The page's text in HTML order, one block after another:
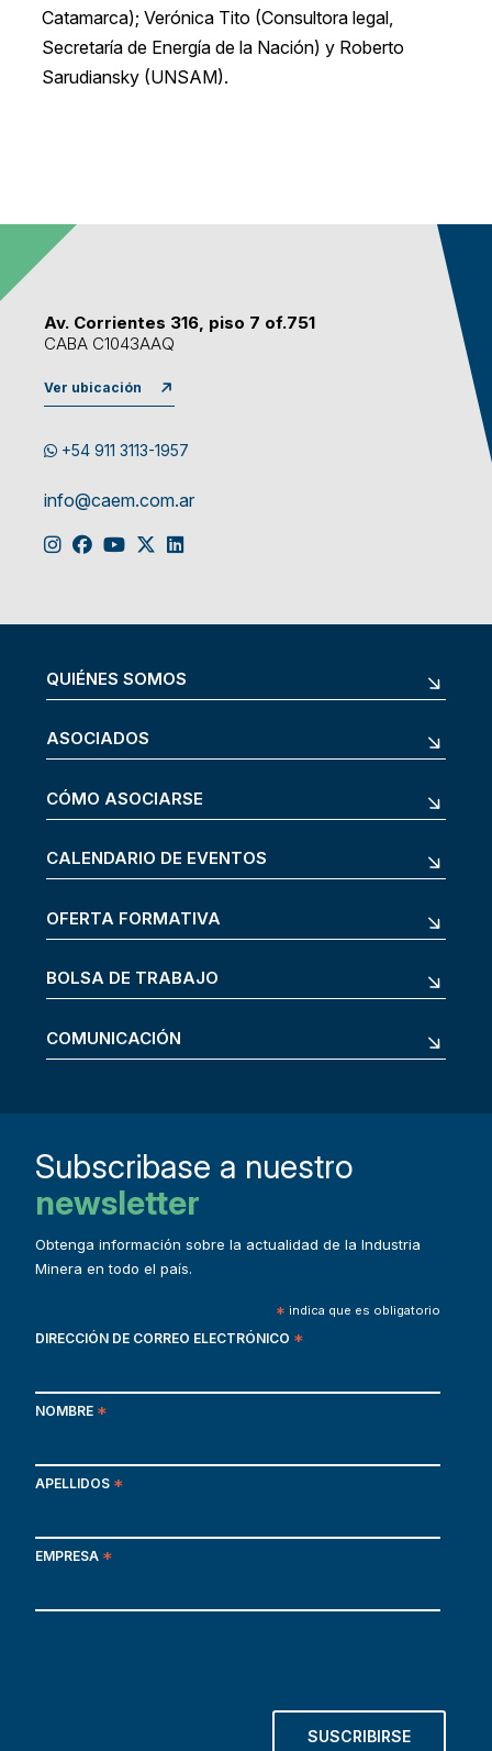
Catamarca); Verónica Tito (Consultora legal,
Secretaría de Energía de la Nación) y Roberto
Sarudiansky (UNSAM).
Av. Corrientes 316, piso 7 of.751
CABA C1043AAQ
Ver ubicación
+54 911 3113-1957
info@caem.com.ar
QUIÉNES SOMOS
ASOCIADOS
CÓMO ASOCIARSE
CALENDARIO DE EVENTOS
OFERTA FORMATIVA
BOLSA DE TRABAJO
COMUNICACIÓN
Subscribase a nuestro
newsletter
Obtenga información sobre la actualidad de la Industria
Minera en todo el país.
* indica que es obligatorio
DIRECCIÓN DE CORREO ELECTRÓNICO *
NOMBRE *
APELLIDOS *
EMPRESA *